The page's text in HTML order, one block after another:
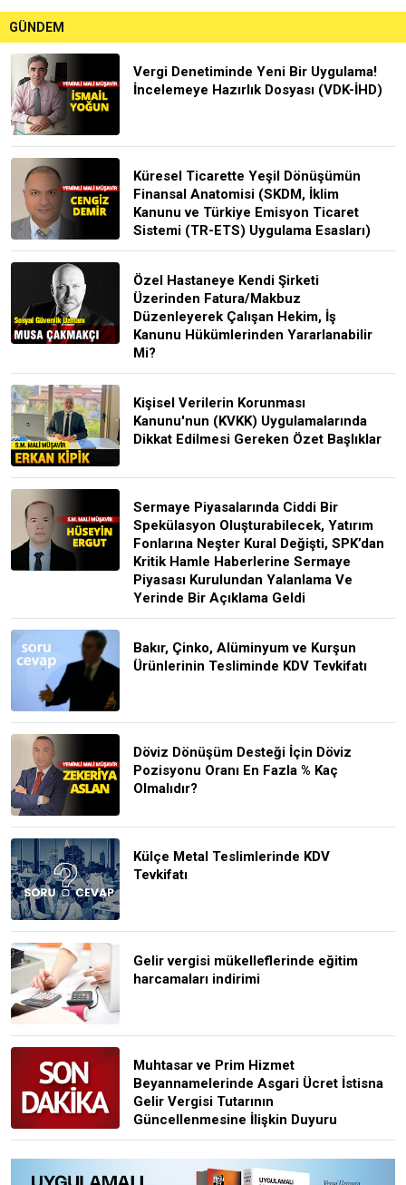
GÜNDEM
Vergi Denetiminde Yeni Bir Uygulama!
İncelemeye Hazırlık Dosyası (VDK-İHD)
Küresel Ticarette Yeşil Dönüşümün
Finansal Anatomisi (SKDM, İklim
Kanunu ve Türkiye Emisyon Ticaret
Sistemi (TR-ETS) Uygulama Esasları)
Özel Hastaneye Kendi Şirketi
Üzerinden Fatura/Makbuz
Düzenleyerek Çalışan Hekim, İş
Kanunu Hükümlerinden Yararlanabilir
Mi?
Kişisel Verilerin Korunması
Kanunu'nun (KVKK) Uygulamalarında
Dikkat Edilmesi Gereken Özet Başlıklar
Sermaye Piyasalarında Ciddi Bir
Spekülasyon Oluşturabilecek, Yatırım
Fonlarına Neşter Kural Değişti, SPK’dan
Kritik Hamle Haberlerine Sermaye
Piyasası Kurulundan Yalanlama Ve
Yerinde Bir Açıklama Geldi
Bakır, Çinko, Alüminyum ve Kurşun
Ürünlerinin Tesliminde KDV Tevkifatı
Döviz Dönüşüm Desteği İçin Döviz
Pozisyonu Oranı En Fazla % Kaç
Olmalıdır?
Külçe Metal Teslimlerinde KDV
Tevkifatı
Gelir vergisi mükelleflerinde eğitim
harcamaları indirimi
Muhtasar ve Prim Hizmet
Beyannamelerinde Asgari Ücret İstisna
Gelir Vergisi Tutarının
Güncellenmesine İlişkin Duyuru